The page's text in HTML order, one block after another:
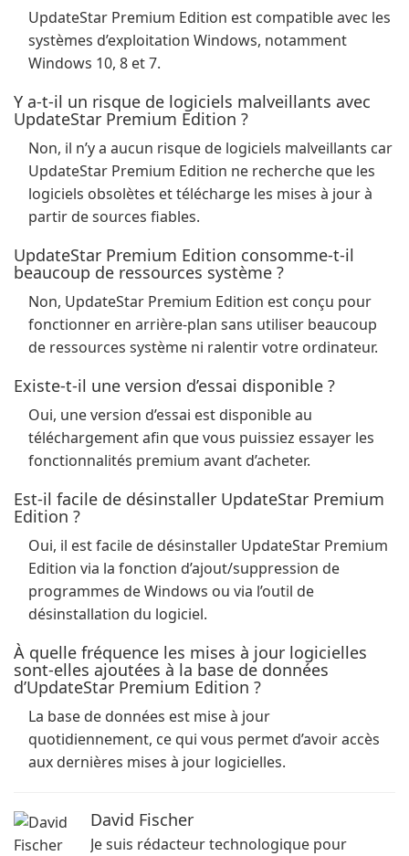
UpdateStar Premium Edition est compatible avec les
systèmes d’exploitation Windows, notamment
Windows 10, 8 et 7.
Y a-t-il un risque de logiciels malveillants avec
UpdateStar Premium Edition ?
Non, il n’y a aucun risque de logiciels malveillants car
UpdateStar Premium Edition ne recherche que les
logiciels obsolètes et télécharge les mises à jour à
partir de sources fiables.
UpdateStar Premium Edition consomme-t-il
beaucoup de ressources système ?
Non, UpdateStar Premium Edition est conçu pour
fonctionner en arrière-plan sans utiliser beaucoup
de ressources système ni ralentir votre ordinateur.
Existe-t-il une version d’essai disponible ?
Oui, une version d’essai est disponible au
téléchargement afin que vous puissiez essayer les
fonctionnalités premium avant d’acheter.
Est-il facile de désinstaller UpdateStar Premium
Edition ?
Oui, il est facile de désinstaller UpdateStar Premium
Edition via la fonction d’ajout/suppression de
programmes de Windows ou via l’outil de
désinstallation du logiciel.
À quelle fréquence les mises à jour logicielles
sont-elles ajoutées à la base de données
d’UpdateStar Premium Edition ?
La base de données est mise à jour
quotidiennement, ce qui vous permet d’avoir accès
aux dernières mises à jour logicielles.
David Fischer
Je suis rédacteur technologique pour